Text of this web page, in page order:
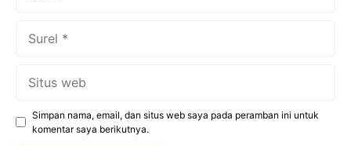
Simpan nama, email, dan situs web saya pada peramban ini untuk
komentar saya berikutnya.